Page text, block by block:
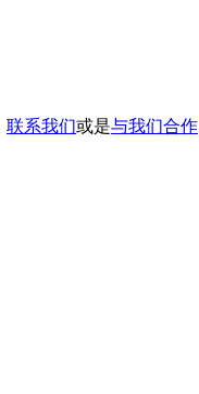
联系我们或是与我们合作